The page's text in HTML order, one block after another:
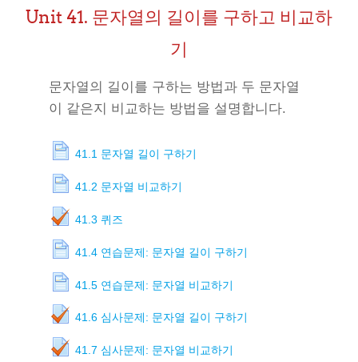
Unit 41. 문자열의 길이를 구하고 비교하
기
문자열의 길이를 구하는 방법과 두 문자열
이 같은지 비교하는 방법을 설명합니다.
41.1 문자열 길이 구하기
41.2 문자열 비교하기
41.3 퀴즈
41.4 연습문제: 문자열 길이 구하기
41.5 연습문제: 문자열 비교하기
41.6 심사문제: 문자열 길이 구하기
41.7 심사문제: 문자열 비교하기